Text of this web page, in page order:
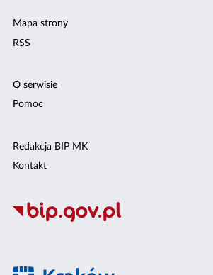
Mapa strony
RSS
O serwisie
Pomoc
Redakcja BIP MK
Kontakt